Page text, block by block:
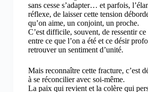
sans cesse s’adapter… et parfois,
réflexe, de laisser cette tension
qu’on aime, un conjoint, un proche.
C’est difficile, souvent, de ressentir
entre ce que l’on a été et ce désir
retrouver un sentiment d’unité.
Mais reconnaître cette fracture, c’est
à se réconcilier avec soi-même.
La paix qui revient et la colère qui